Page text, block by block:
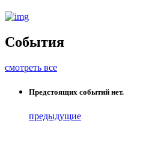
События
смотреть все
Предстоящих событий нет.
предыдущие